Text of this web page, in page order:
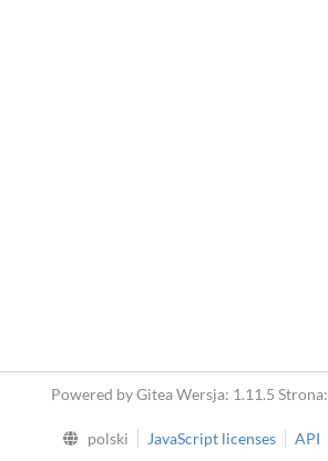
Powered by Gitea Wersja: 1.11.5 Strona:
polski JavaScript licenses API